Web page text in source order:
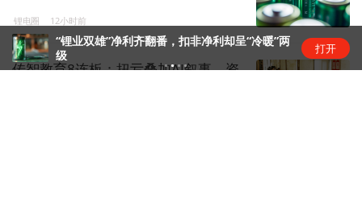
锂电圈 12小时前
传智教育8连板：扭亏叠加AI叙事，资
“锂业双雄”净利齐翻番，扣非净利却呈“冷暖”两
级
打开